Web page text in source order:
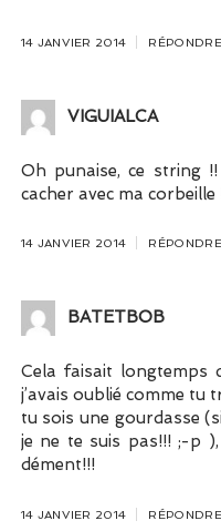
14 JANVIER 2014 RÉPONDRE
VIGUIALCA
Oh punaise, ce string
cacher avec ma corbeille
14 JANVIER 2014 RÉPONDRE
BATETBOB
Cela faisait longtemps
j’avais oublié comme tu
tu sois une gourdasse
je ne te suis pas!!! ;-p
dément!!!
14 JANVIER 2014 RÉPONDRE